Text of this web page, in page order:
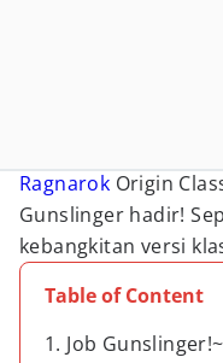
Ragnarok Origin
Gunslinger hadir!
kebangkitan versi
Table of Content
1. Job Gunslinger!~